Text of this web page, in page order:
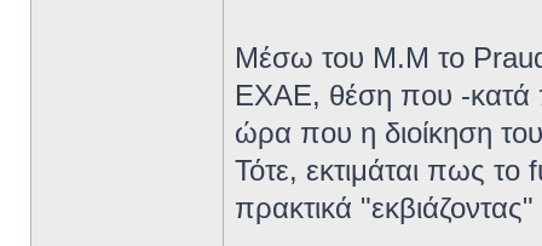
Μέσω του Μ.Μ το
ΕΧΑΕ, θέση που -κατά
ώρα που η διοίκηση
Τότε, εκτιμάται πως
πρακτικά